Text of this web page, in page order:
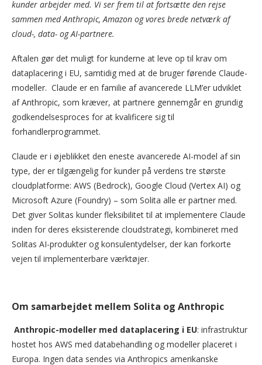
kunder arbejder med. Vi ser frem til at fortsætte den rejse
sammen med Anthropic, Amazon og vores brede netværk af
cloud-, data- og AI-partnere.
Aftalen gør det muligt for kunderne at leve op til krav om
dataplacering i EU, samtidig med at de bruger førende Claude-
modeller. Claude er en familie af avancerede LLM’er udviklet
af Anthropic, som kræver, at partnere gennemgår en grundig
godkendelsesproces for at kvalificere sig til
forhandlerprogrammet.
Claude er i øjeblikket den eneste avancerede AI-model af sin
type, der er tilgængelig for kunder på verdens tre største
cloudplatforme: AWS (Bedrock), Google Cloud (Vertex AI) og
Microsoft Azure (Foundry) – som Solita alle er partner med.
Det giver Solitas kunder fleksibilitet til at implementere Claude
inden for deres eksisterende cloudstrategi, kombineret med
Solitas AI-produkter og konsulentydelser, der kan forkorte
vejen til implementerbare værktøjer.
Om samarbejdet mellem Solita og Anthropic
Anthropic-modeller med dataplacering i EU: infrastruktur
hostet hos AWS med databehandling og modeller placeret i
Europa. Ingen data sendes via Anthropics amerikanske